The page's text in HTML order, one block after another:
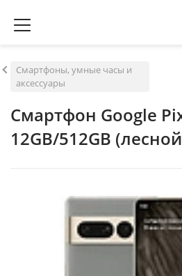
Смартфоны, умные часы и
аксессуары
Смартфон Google
12GB/512GB